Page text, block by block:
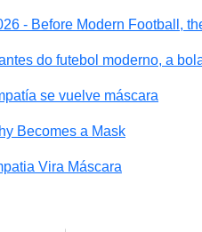
- Before Modern Football,
do futebol moderno, a
se vuelve máscara
Becomes a Mask
Vira Máscara